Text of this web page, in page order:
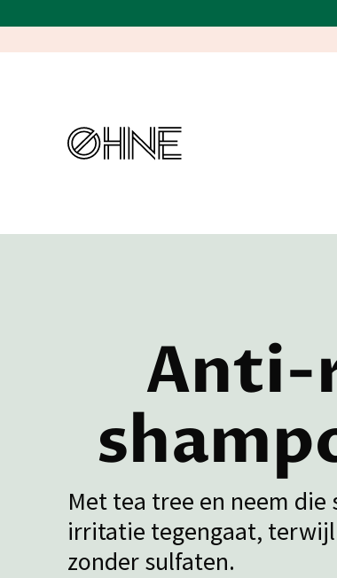
Anti-
Met tea tree en neem
irritatie tegengaat,
zonder sulfaten.